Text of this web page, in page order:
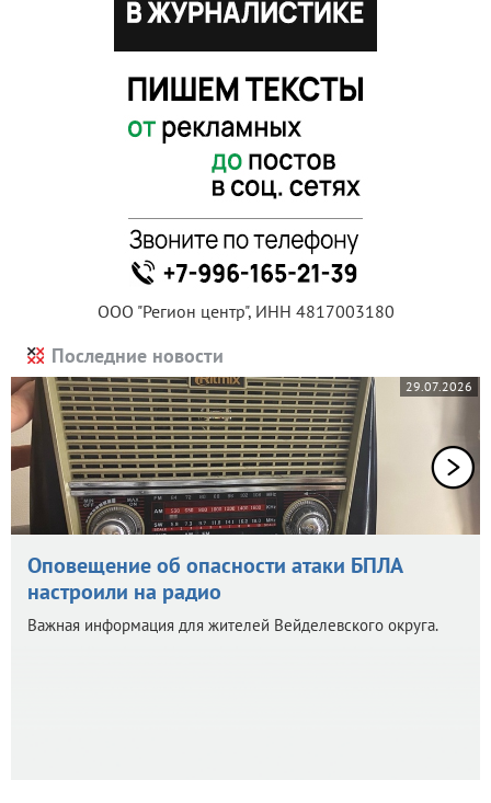
ООО "Регион центр", ИНН 4817003180
Последние новости
29.07.2026
Оповещение об опасности атаки БПЛА
настроили на радио
Важная информация для жителей Вейделевского округа.